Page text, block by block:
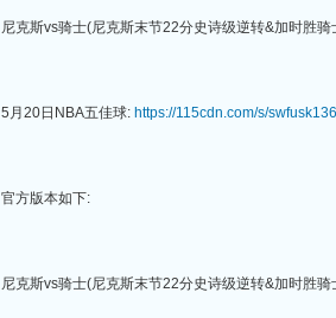
尼克斯vs骑士(尼克斯末节22分史诗级逆转&加时胜
5月20日NBA五佳球: https://115cdn.com/s/
官方版本如下:
尼克斯vs骑士(尼克斯末节22分史诗级逆转&加时胜